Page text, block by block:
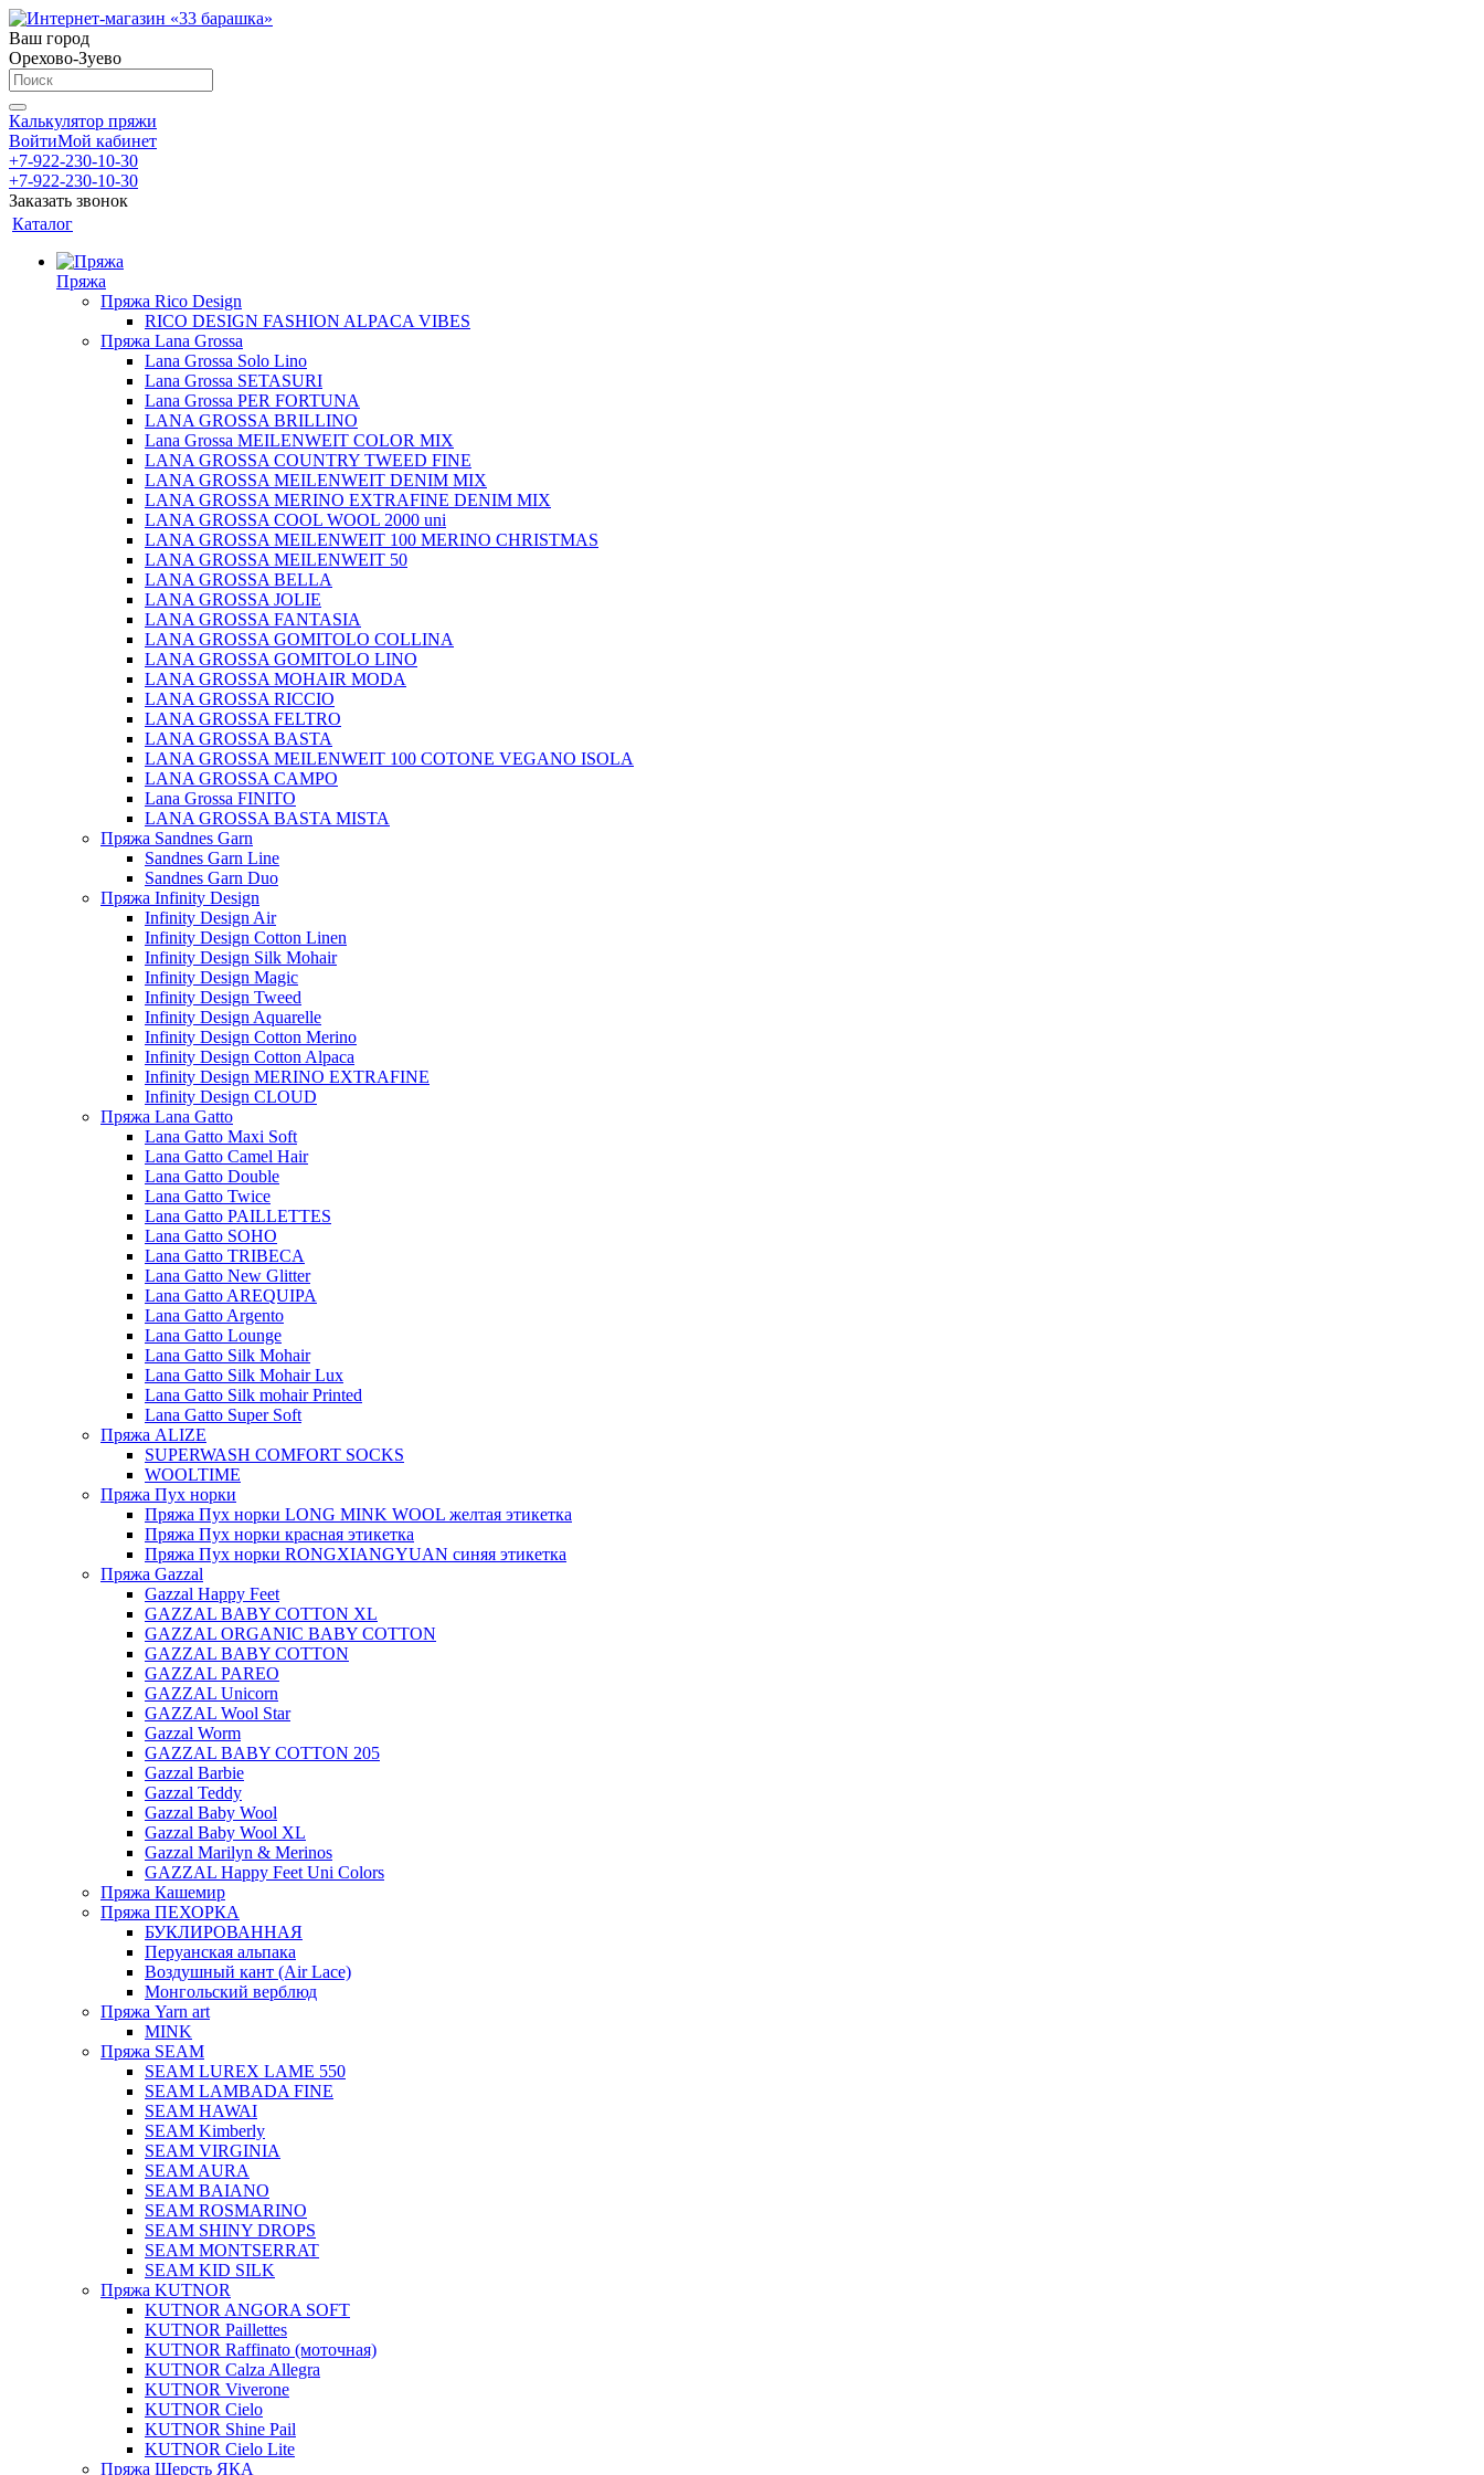
Ваш город
Орехово-Зуево
Калькулятор пряжи
ВойтиМой кабинет
+7-922-230-10-30
+7-922-230-10-30
Заказать звонок
Каталог
Пряжа
Пряжа Rico Design
RICO DESIGN FASHION ALPACA VIBES
Пряжа Lana Grossa
Lana Grossa Solo Lino
Lana Grossa SETASURI
Lana Grossa PER FORTUNA
LANA GROSSA BRILLINO
Lana Grossa MEILENWEIT COLOR MIX
LANA GROSSA COUNTRY TWEED FINE
LANA GROSSA MEILENWEIT DENIM MIX
LANA GROSSA MERINO EXTRAFINE DENIM MIX
LANA GROSSA COOL WOOL 2000 uni
LANA GROSSA MEILENWEIT 100 MERINO CHRISTMAS
LANA GROSSA MEILENWEIT 50
LANA GROSSA BELLA
LANA GROSSA JOLIE
LANA GROSSA FANTASIA
LANA GROSSA GOMITOLO COLLINA
LANA GROSSA GOMITOLO LINO
LANA GROSSA MOHAIR MODA
LANA GROSSA RICCIO
LANA GROSSA FELTRO
LANA GROSSA BASTA
LANA GROSSA MEILENWEIT 100 COTONE VEGANO ISOLA
LANA GROSSA CAMPO
Lana Grossa FINITO
LANA GROSSA BASTA MISTA
Пряжа Sandnes Garn
Sandnes Garn Line
Sandnes Garn Duo
Пряжа Infinity Design
Infinity Design Air
Infinity Design Cotton Linen
Infinity Design Silk Mohair
Infinity Design Magic
Infinity Design Tweed
Infinity Design Aquarelle
Infinity Design Cotton Merino
Infinity Design Cotton Alpaca
Infinity Design MERINO EXTRAFINE
Infinity Design CLOUD
Пряжа Lana Gatto
Lana Gatto Maxi Soft
Lana Gatto Camel Hair
Lana Gatto Double
Lana Gatto Twice
Lana Gatto PAILLETTES
Lana Gatto SOHO
Lana Gatto TRIBECA
Lana Gatto New Glitter
Lana Gatto AREQUIPA
Lana Gatto Argento
Lana Gatto Lounge
Lana Gatto Silk Mohair
Lana Gatto Silk Mohair Lux
Lana Gatto Silk mohair Printed
Lana Gatto Super Soft
Пряжа ALIZE
SUPERWASH COMFORT SOCKS
WOOLTIME
Пряжа Пух норки
Пряжа Пух норки LONG MINK WOOL желтая этикетка
Пряжа Пух норки красная этикетка
Пряжа Пух норки RONGXIANGYUAN синяя этикетка
Пряжа Gazzal
Gazzal Happy Feet
GAZZAL BABY COTTON XL
GAZZAL ORGANIC BABY COTTON
GAZZAL BABY COTTON
GAZZAL PAREO
GAZZAL Unicorn
GAZZAL Wool Star
Gazzal Worm
GAZZAL BABY COTTON 205
Gazzal Barbie
Gazzal Teddy
Gazzal Baby Wool
Gazzal Baby Wool XL
Gazzal Marilyn & Merinos
GAZZAL Happy Feet Uni Colors
Пряжа Кашемир
Пряжа ПЕХОРКА
БУКЛИРОВАННАЯ
Перуанская альпака
Воздушный кант (Air Lace)
Монгольский верблюд
Пряжа Yarn art
MINK
Пряжа SEAM
SEAM LUREX LAME 550
SEAM LAMBADA FINE
SEAM HAWAI
SEAM Kimberly
SEAM VIRGINIA
SEAM AURA
SEAM BAIANO
SEAM ROSMARINO
SEAM SHINY DROPS
SEAM MONTSERRAT
SEAM KID SILK
Пряжа KUTNOR
KUTNOR ANGORA SOFT
KUTNOR Paillettes
KUTNOR Raffinato (моточная)
KUTNOR Calza Allegra
KUTNOR Viverone
KUTNOR Cielo
KUTNOR Shine Pail
KUTNOR Cielo Lite
Пряжа Шерсть ЯКА